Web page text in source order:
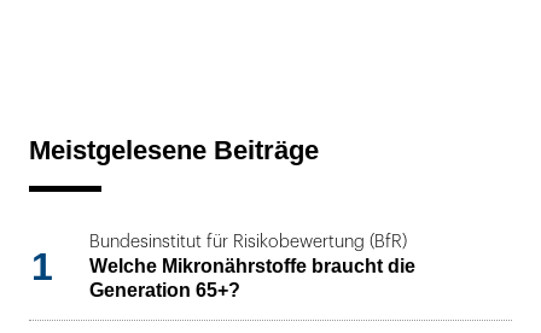
Meistgelesene Beiträge
1
Bundesinstitut für Risikobewertung (BfR)
Welche Mikronährstoffe braucht die
Generation 65+?